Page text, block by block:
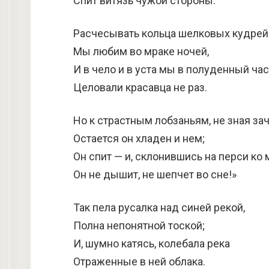
Расчесывать кольца шелковых кудрей
Мы любим во мраке ночей,
И в чело и в уста мы в полуденный час
Целовали красавца не раз.
Но к страстным лобзаньям, не зная
Остается он хладен и нем;
Он спит — и, склонившись на перси ко
Он не дышит, не шепчет во сне!»
Так пела русалка над синей рекой,
Полна непонятной тоской;
И, шумно катясь, колебала река
Отраженные в ней облака.